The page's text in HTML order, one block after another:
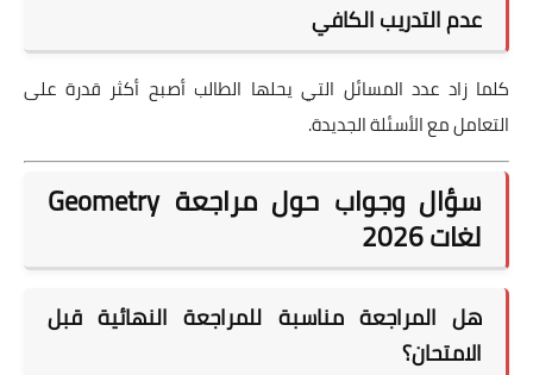
عدم التدريب الكافي
كلما زاد عدد المسائل التي يحلها الطالب أصبح أكثر قدرة على
التعامل مع الأسئلة الجديدة.
سؤال وجواب حول مراجعة Geometry
لغات 2026
هل المراجعة مناسبة للمراجعة النهائية قبل
الامتحان؟